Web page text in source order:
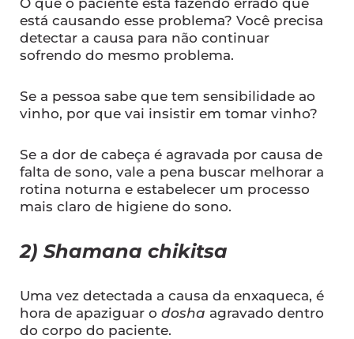
está causando esse problema? Você precisa
detectar a causa para não continuar
sofrendo do mesmo problema.
Se a pessoa sabe que tem sensibilidade ao
vinho, por que vai insistir em tomar vinho?
Se a dor de cabeça é agravada por causa de
falta de sono, vale a pena buscar melhorar a
rotina noturna e estabelecer um processo
mais claro de higiene do sono.
2) Shamana chikitsa
Uma vez detectada a causa da enxaqueca, é
hora de apaziguar o dosha agravado dentro
do corpo do paciente.